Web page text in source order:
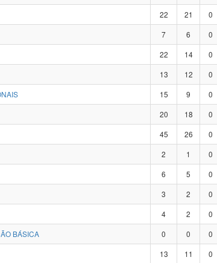
22 21 0
7 6 0
22 14 0
13 12 0
15 9 0
20 18 0
45 26 0
2 1 0
6 5 0
3 2 0
4 2 0
BÁSICA
0 0 0
13 11 0